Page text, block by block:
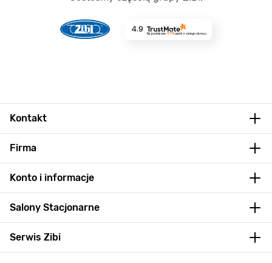
4.9
Na podstawie 8715opinii z całego okresu
Kontakt
Firma
Konto i informacje
Salony Stacjonarne
Serwis Zibi